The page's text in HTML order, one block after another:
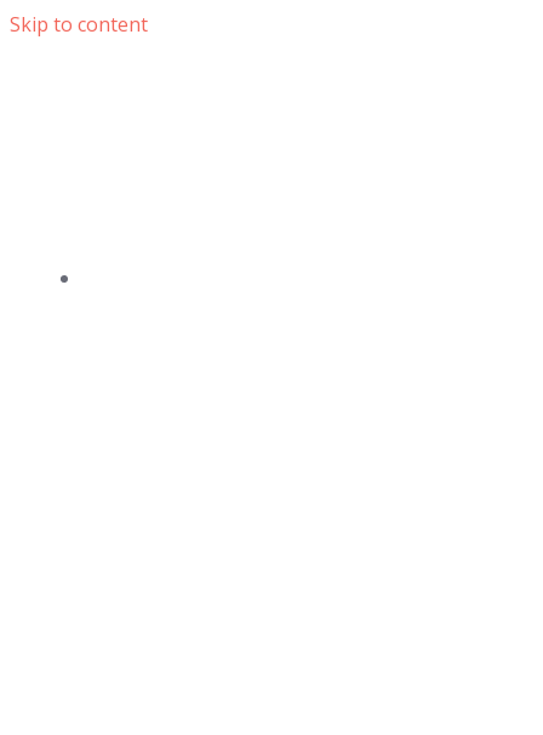
Skip to content